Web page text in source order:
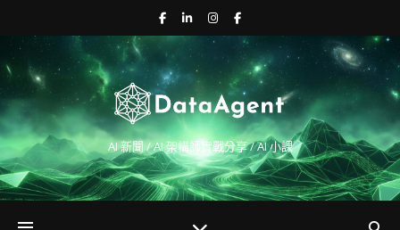
AI 新聞 / AI 架構師實戰分享 / AI 小課